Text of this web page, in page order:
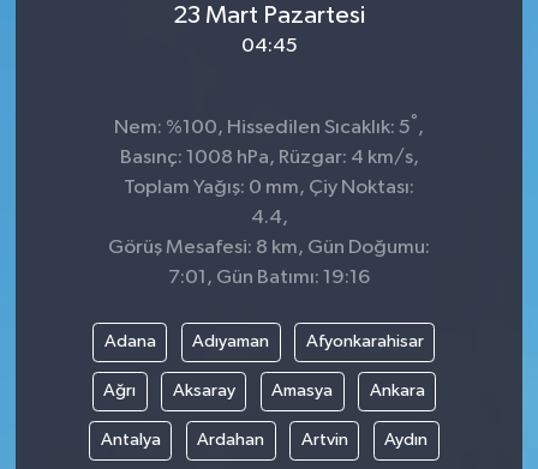
23 Mart Pazartesi
04:45
Nem: %100, Hissedilen Sıcaklık: 5° ,
Basınç: 1008 hPa, Rüzgar: 4 km/s,
Toplam Yağış: 0 mm, Çiy Noktası:
4.4,
Görüş Mesafesi: 8 km, Gün Doğumu:
7:01, Gün Batımı: 19:16
Adana Adıyaman Afyonkarahisar
Ağrı Aksaray Amasya Ankara
Antalya Ardahan Artvin Aydın